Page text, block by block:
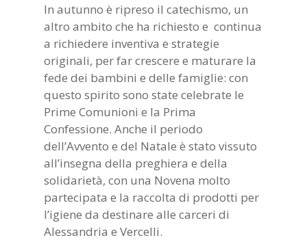
In autunno è ripreso il catechismo, un
altro ambito che ha richiesto e continua
a richiedere inventiva e strategie
originali, per far crescere e maturare la
fede dei bambini e delle famiglie: con
questo spirito sono state celebrate le
Prime Comunioni e la Prima
Confessione. Anche il periodo
dell’Avvento e del Natale è stato vissuto
all’insegna della preghiera e della
solidarietà, con una Novena molto
partecipata e la raccolta di prodotti per
l’igiene da destinare alle carceri di
Alessandria e Vercelli.